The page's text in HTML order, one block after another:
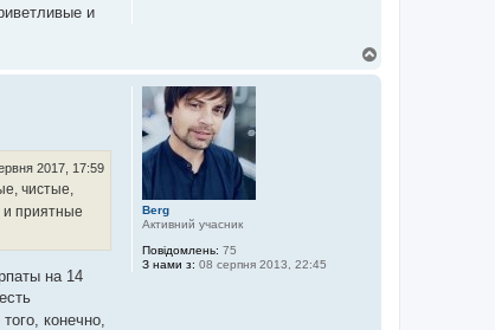
и
Berg
Активний учасник
Повідомлень: 75
З нами з: 08 серпня 2013, 22:45
2017, 17:59
чистые,
и приятные
на 14
конечно,